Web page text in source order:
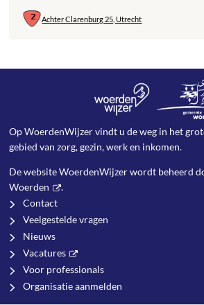
Achter Clarenburg 25, Utrecht
Op WoerdenWijzer vindt u de weg in het
gebied van zorg, gezin, werk en inkomen.
De website WoerdenWijzer wordt beheerd
Woerden
.
Contact
Veelgestelde vragen
Nieuws
Vacatures
Voor professionals
Organisatie aanmelden